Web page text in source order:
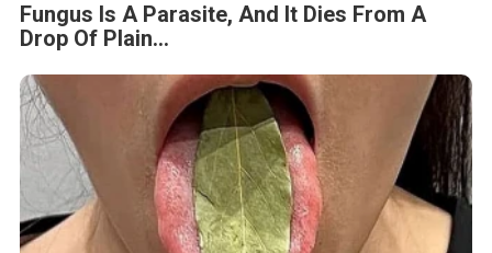
Fungus Is A Parasite, And It Dies From A
Drop Of Plain...